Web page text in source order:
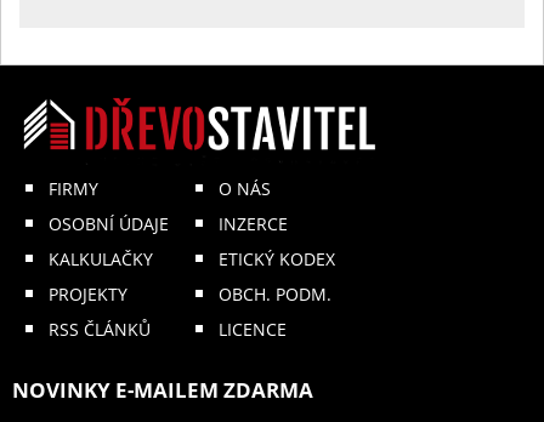
FIRMY
OSOBNÍ ÚDAJE
KALKULAČKY
PROJEKTY
RSS ČLÁNKŮ
O NÁS
INZERCE
ETICKÝ KODEX
OBCH. PODM.
LICENCE
NOVINKY E-MAILEM ZDARMA